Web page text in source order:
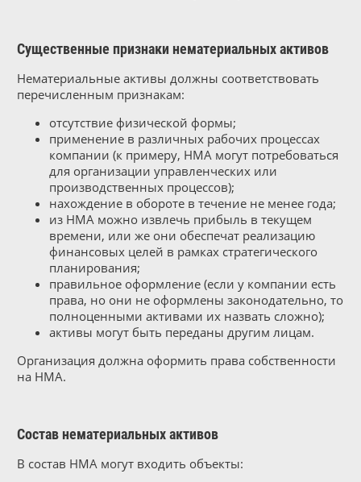
Существенные признаки нематериальных активов
Нематериальные активы должны соответствовать
перечисленным признакам:
отсутствие физической формы;
применение в различных рабочих процессах
компании (к примеру, НМА могут потребоваться
для организации управленческих или
производственных процессов);
нахождение в обороте в течение не менее года;
из НМА можно извлечь прибыль в текущем
времени, или же они обеспечат реализацию
финансовых целей в рамках стратегического
планирования;
правильное оформление (если у компании есть
права, но они не оформлены законодательно, то
полноценными активами их назвать сложно);
активы могут быть переданы другим лицам.
Организация должна оформить права собственности
на НМА.
Состав нематериальных активов
В состав НМА могут входить объекты: